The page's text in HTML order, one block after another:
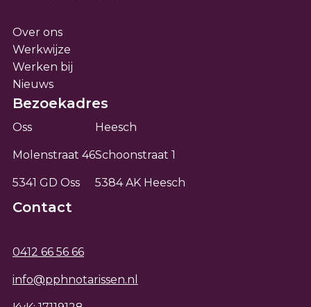
Over ons
Werkwijze
Werken bij
Nieuws
Bezoekadres
Oss
Molenstraat 46
5341 GD Oss
Heesch
Schoonstraat 1
5384 AK Heesch
Contact
0412 66 56 66
info@pphnotarissen.nl